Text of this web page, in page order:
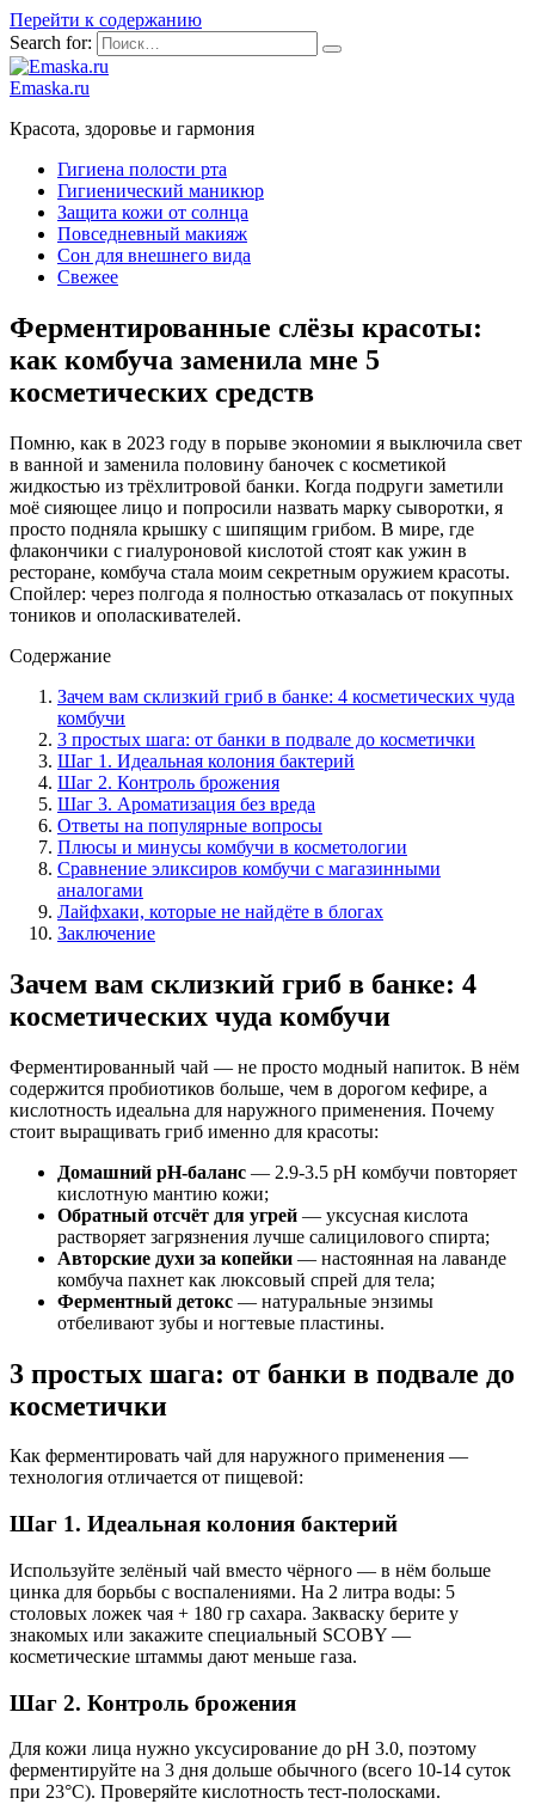
Перейти к содержанию
Search for:
Emaska.ru
Красота, здоровье и гармония
Гигиена полости рта
Гигиенический маникюр
Защита кожи от солнца
Повседневный макияж
Сон для внешнего вида
Свежее
Ферментированные слёзы красоты:
как комбуча заменила мне 5
косметических средств
Помню, как в 2023 году в порыве экономии я выключила свет
в ванной и заменила половину баночек с косметикой
жидкостью из трёхлитровой банки. Когда подруги заметили
моё сияющее лицо и попросили назвать марку сыворотки, я
просто подняла крышку с шипящим грибом. В мире, где
флакончики с гиалуроновой кислотой стоят как ужин в
ресторане, комбуча стала моим секретным оружием красоты.
Спойлер: через полгода я полностью отказалась от покупных
тоников и ополаскивателей.
Содержание
Зачем вам склизкий гриб в банке: 4 косметических чуда
комбучи
3 простых шага: от банки в подвале до косметички
Шаг 1. Идеальная колония бактерий
Шаг 2. Контроль брожения
Шаг 3. Ароматизация без вреда
Ответы на популярные вопросы
Плюсы и минусы комбучи в косметологии
Сравнение эликсиров комбучи с магазинными
аналогами
Лайфхаки, которые не найдёте в блогах
Заключение
Зачем вам склизкий гриб в банке: 4
косметических чуда комбучи
Ферментированный чай — не просто модный напиток. В нём
содержится пробиотиков больше, чем в дорогом кефире, а
кислотность идеальна для наружного применения. Почему
стоит выращивать гриб именно для красоты:
Домашний pH-баланс — 2.9-3.5 pH комбучи повторяет
кислотную мантию кожи;
Обратный отсчёт для угрей — уксусная кислота
растворяет загрязнения лучше салицилового спирта;
Авторские духи за копейки — настоянная на лаванде
комбуча пахнет как люксовый спрей для тела;
Ферментный детокс — натуральные энзимы
отбеливают зубы и ногтевые пластины.
3 простых шага: от банки в подвале до
косметички
Как ферментировать чай для наружного применения —
технология отличается от пищевой:
Шаг 1. Идеальная колония бактерий
Используйте зелёный чай вместо чёрного — в нём больше
цинка для борьбы с воспалениями. На 2 литра воды: 5
столовых ложек чая + 180 гр сахара. Закваску берите у
знакомых или закажите специальный SCOBY —
косметические штаммы дают меньше газа.
Шаг 2. Контроль брожения
Для кожи лица нужно уксусирование до pH 3.0, поэтому
ферментируйте на 3 дня дольше обычного (всего 10-14 суток
при 23°C). Проверяйте кислотность тест-полосками.